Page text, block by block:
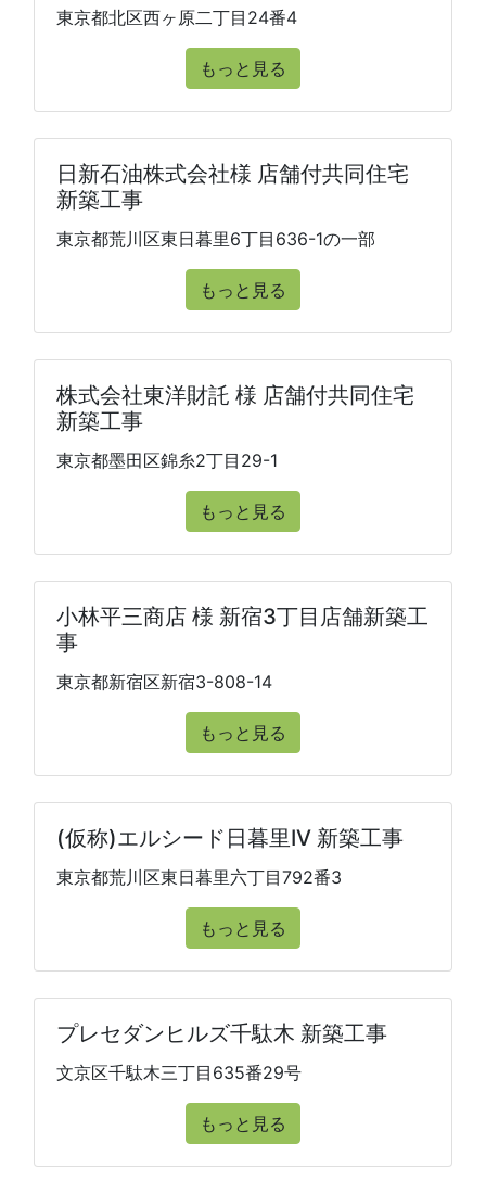
東京都北区西ヶ原二丁目24番4
もっと見る
日新石油株式会社様 店舗付共同住宅
新築工事
東京都荒川区東日暮里6丁目636-1の一部
もっと見る
株式会社東洋財託 様 店舗付共同住宅
新築工事
東京都墨田区錦糸2丁目29-1
もっと見る
小林平三商店 様 新宿3丁目店舗新築工
事
東京都新宿区新宿3-808-14
もっと見る
(仮称)エルシード日暮里IV 新築工事
東京都荒川区東日暮里六丁目792番3
もっと見る
プレセダンヒルズ千駄木 新築工事
文京区千駄木三丁目635番29号
もっと見る